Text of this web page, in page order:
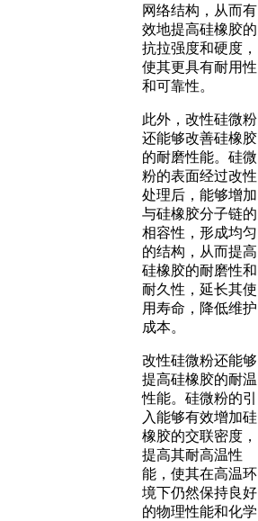
网络结构，从而有
效地提高硅橡胶的
抗拉强度和硬度，
使其更具有耐用性
和可靠性。
此外，改性硅微粉
还能够改善硅橡胶
的耐磨性能。硅微
粉的表面经过改性
处理后，能够增加
与硅橡胶分子链的
相容性，形成均匀
的结构，从而提高
硅橡胶的耐磨性和
耐久性，延长其使
用寿命，降低维护
成本。
改性硅微粉还能够
提高硅橡胶的耐温
性能。硅微粉的引
入能够有效增加硅
橡胶的交联密度，
提高其耐高温性
能，使其在高温环
境下仍然保持良好
的物理性能和化学